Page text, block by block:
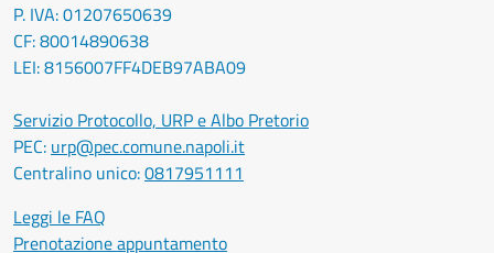
P. IVA: 01207650639
CF: 80014890638
LEI: 8156007FF4DEB97ABA09
Servizio Protocollo, URP e Albo Pretorio
PEC: urp@pec.comune.napoli.it
Centralino unico:0817951111
Leggi le FAQ
Prenotazione appuntamento